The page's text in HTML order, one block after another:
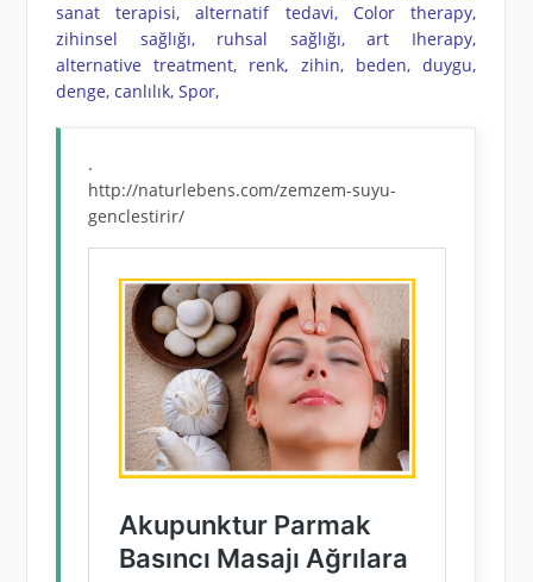
sanat terapisi, alternatif tedavi, Color therapy,
zihinsel sağlığı, ruhsal sağlığı, art Iherapy,
alternative treatment, renk, zihin, beden, duygu,
denge, canlılık, Spor,
.
http://naturlebens.com/zemzem-suyu-
genclestirir/